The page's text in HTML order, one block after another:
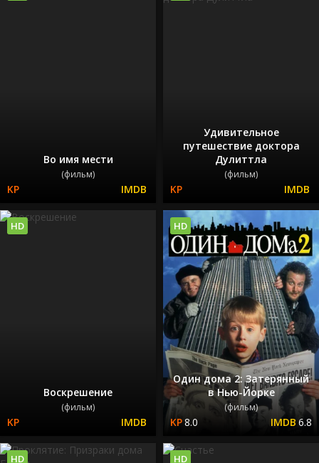
Во имя мести
(фильм)
Удивительное
путешествие доктора
Дулиттла
(фильм)
Воскрешение
(фильм)
HD
Один дома 2: Затерянный
в Нью-Йорке
(фильм)
8.0 6.8
HD
HD HD